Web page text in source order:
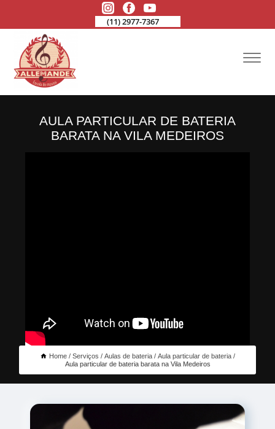
(11) 2977-7367
AULA PARTICULAR DE BATERIA
BARATA NA VILA MEDEIROS
Home Serviços Aulas de bateria
Aula particular de bateria
Aula particular de bateria barata na Vila Medeiros